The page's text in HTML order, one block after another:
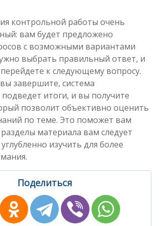
контрольной работы очень
вам будет предложено
с возможными вариантами
выбрать правильный ответ, и
к следующему вопросу.
завершите, система
итоги, и вы получите
позволит объективно оценить
по теме. Это поможет вам
материала вам следует
изучить для более
Поделиться